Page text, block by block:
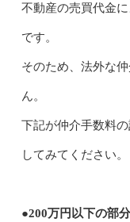
不動産の売買代金
です。
そのため、法外な
ん。
下記が仲介手数料
してみてください。
●200万円以下の部